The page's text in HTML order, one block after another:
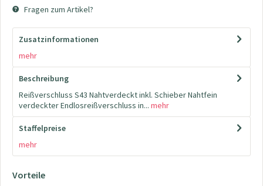
Fragen zum Artikel?
Zusatzinformationen
mehr
Beschreibung
Reißverschluss S43 Nahtverdeckt inkl. Schieber Nahtfein
verdeckter Endlosreißverschluss in... mehr
Staffelpreise
mehr
Vorteile